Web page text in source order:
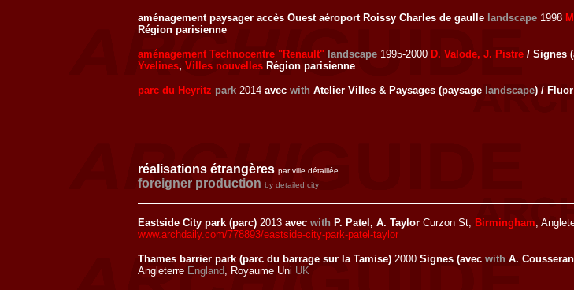
aménagement paysager accès Ouest aéroport Roissy Charles de gaulle landscape 1998
Région parisienne
aménagement Technocentre "Renault" landscape 1995-2000 D. Valode, J. Pistre / Signes
Yvelines, Villes nouvelles Région parisienne
parc du Heyritz park 2014 avec with Atelier Villes & Paysages (paysage landscape) / Fluor
réalisations étrangères par ville détaillée
foreigner production by detailed city
Eastside City park (parc) 2013 avec with P. Patel, A. Taylor Curzon St, Birmingham,
www.archdaily.com/778893/eastside-city-park-patel-taylor
Thames barrier park (parc du barrage sur la Tamise) 2000 Signes (avec with A.
Angleterre England, Royaume Uni UK